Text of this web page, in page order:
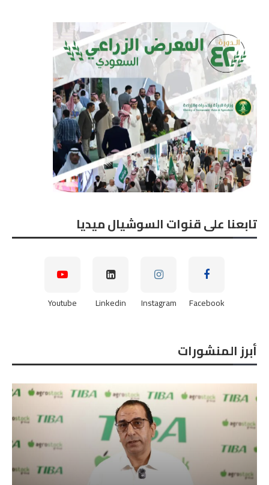
تابعنا على قنوات السوشيال ميديا
Facebook
Instagram
Linkedin
Youtube
أبرز المنشورات